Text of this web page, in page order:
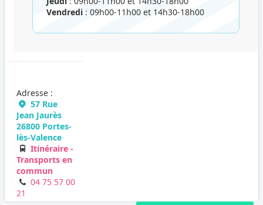
Vendredi : 09h00-11h00 et 14h30-18h00
Adresse :
57 Rue
Jean Jaurès
26800 Portes-
lès-Valence
Itinéraire -
Transports en
commun
04 75 57 00
21